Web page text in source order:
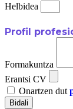
Helbidea
Profil
Formakuntza
Erantsi CV
Onartzen dut
Bidali